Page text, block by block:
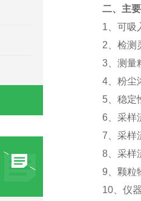
二、主要
1、可吸入
2、检测灵
3、测量粒
4、粉尘浓
5、稳定性
6、采样流
7、采样流
8、采样流
9、颗粒物
10、仪器